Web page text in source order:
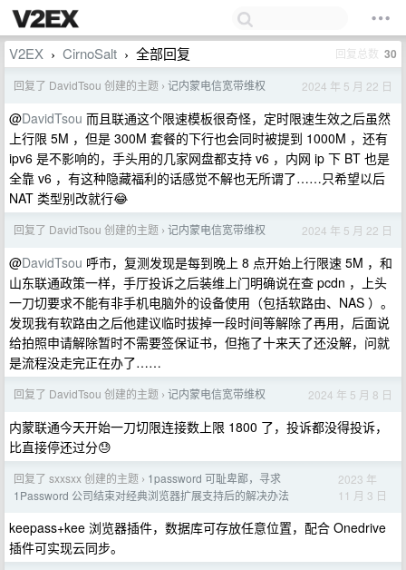
V2EX › CirnoSalt › 全部回复 回复总数 30
回复了 DavidTsou 创建的主题 › 记内蒙电信宽带维权 2024 年 5 月 22 日
@DavidTsou 而且联通这个限速模板很奇怪，定时限速生效之后虽然
上行限 5M ，但是 300M 套餐的下行也会同时被提到 1000M ，还有
ipv6 是不影响的，手头用的几家网盘都支持 v6 ，内网 ip 下 BT 也是
全靠 v6 ，有这种隐藏福利的话感觉不解也无所谓了……只希望以后
NAT 类型别改就行😂
回复了 DavidTsou 创建的主题 › 记内蒙电信宽带维权 2024 年 5 月 22 日
@DavidTsou 呼市，复测发现是每到晚上 8 点开始上行限速 5M ，和
山东联通政策一样，手厅投诉之后装维上门明确说在查 pcdn ，上头
一刀切要求不能有非手机电脑外的设备使用（包括软路由、NAS ）。
发现我有软路由之后他建议临时拔掉一段时间等解除了再用，后面说
给拍照申请解除暂时不需要签保证书，但拖了十来天了还没解，问就
是流程没走完正在办了……
回复了 DavidTsou 创建的主题 › 记内蒙电信宽带维权 2024 年 5 月 8 日
内蒙联通今天开始一刀切限连接数上限 1800 了，投诉都没得投诉，
比直接停还过分😓
回复了 sxxsxx 创建的主题 › 1password 可耻卑鄙，寻求
1Password 公司结束对经典浏览器扩展支持后的解决办法
2023 年
11 月 3 日
keepass+kee 浏览器插件，数据库可存放任意位置，配合 Onedrive
插件可实现云同步。